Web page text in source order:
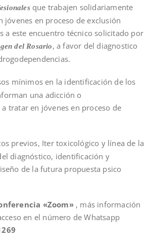
que trabajen solidariamente
jóvenes en proceso de exclusión
a este encuentro técnico solicitado por
del Rosario, a favor del diagnostico
mínimos en la identificación de los
una adicción o
tratar en jóvenes en proceso de
previos, Iter toxicológico y línea de la
diagnóstico, identificación y
de la futura propuesta psico
«Zoom» , más información
en el número de Whatsapp